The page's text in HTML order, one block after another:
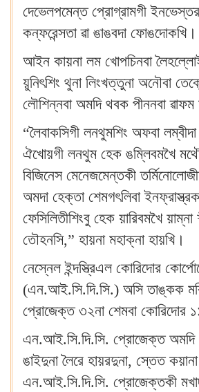
দেভেলপমেন্ত প্রোগ্রামগী
কন্ফরেন্সতা ৱা ঙাঙবদা ফোঙদোকখি‍।
আইন কায়না লম খোপচিনবা
য়ুনিৎশিং থুনা লিংখত্তুনা অনৌবা
লৌশিন্নবা অমদি থবক পীননবা ৱাফম
“লৈবাকসিগী লনথুমশিং অফবা
ঐখোয়গী লনথুম হেক ঙম্লিবমখৈ
বিজিনেস মেনেজমেন্তকী
অমদা হেক্তা শেমগৎলিবা
ফেসিলিতীশিংবু হেক য়ারিবমখৈ
তৌহনসি,” হায়না মহাক্না হায়খি‍।
নেস্নেল ইন্দস্ত্রিএল কোরিদোর
(এন.আই.সি.দি.সি.) অসি তাঙ্কক
প্রোজেক্ত ৩২না শেমবা কোরিদোর
এন.আই.সি.দি.সি. প্রোজেক্ত
ঙাইদুনা লৈরে হায়রদুনা, স্তেত কয়ানা
এন.আই.সি.দি.সি. প্রোজেক্তকী